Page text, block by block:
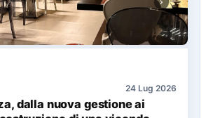
24 Lug 2026
dalla nuova gestione ai